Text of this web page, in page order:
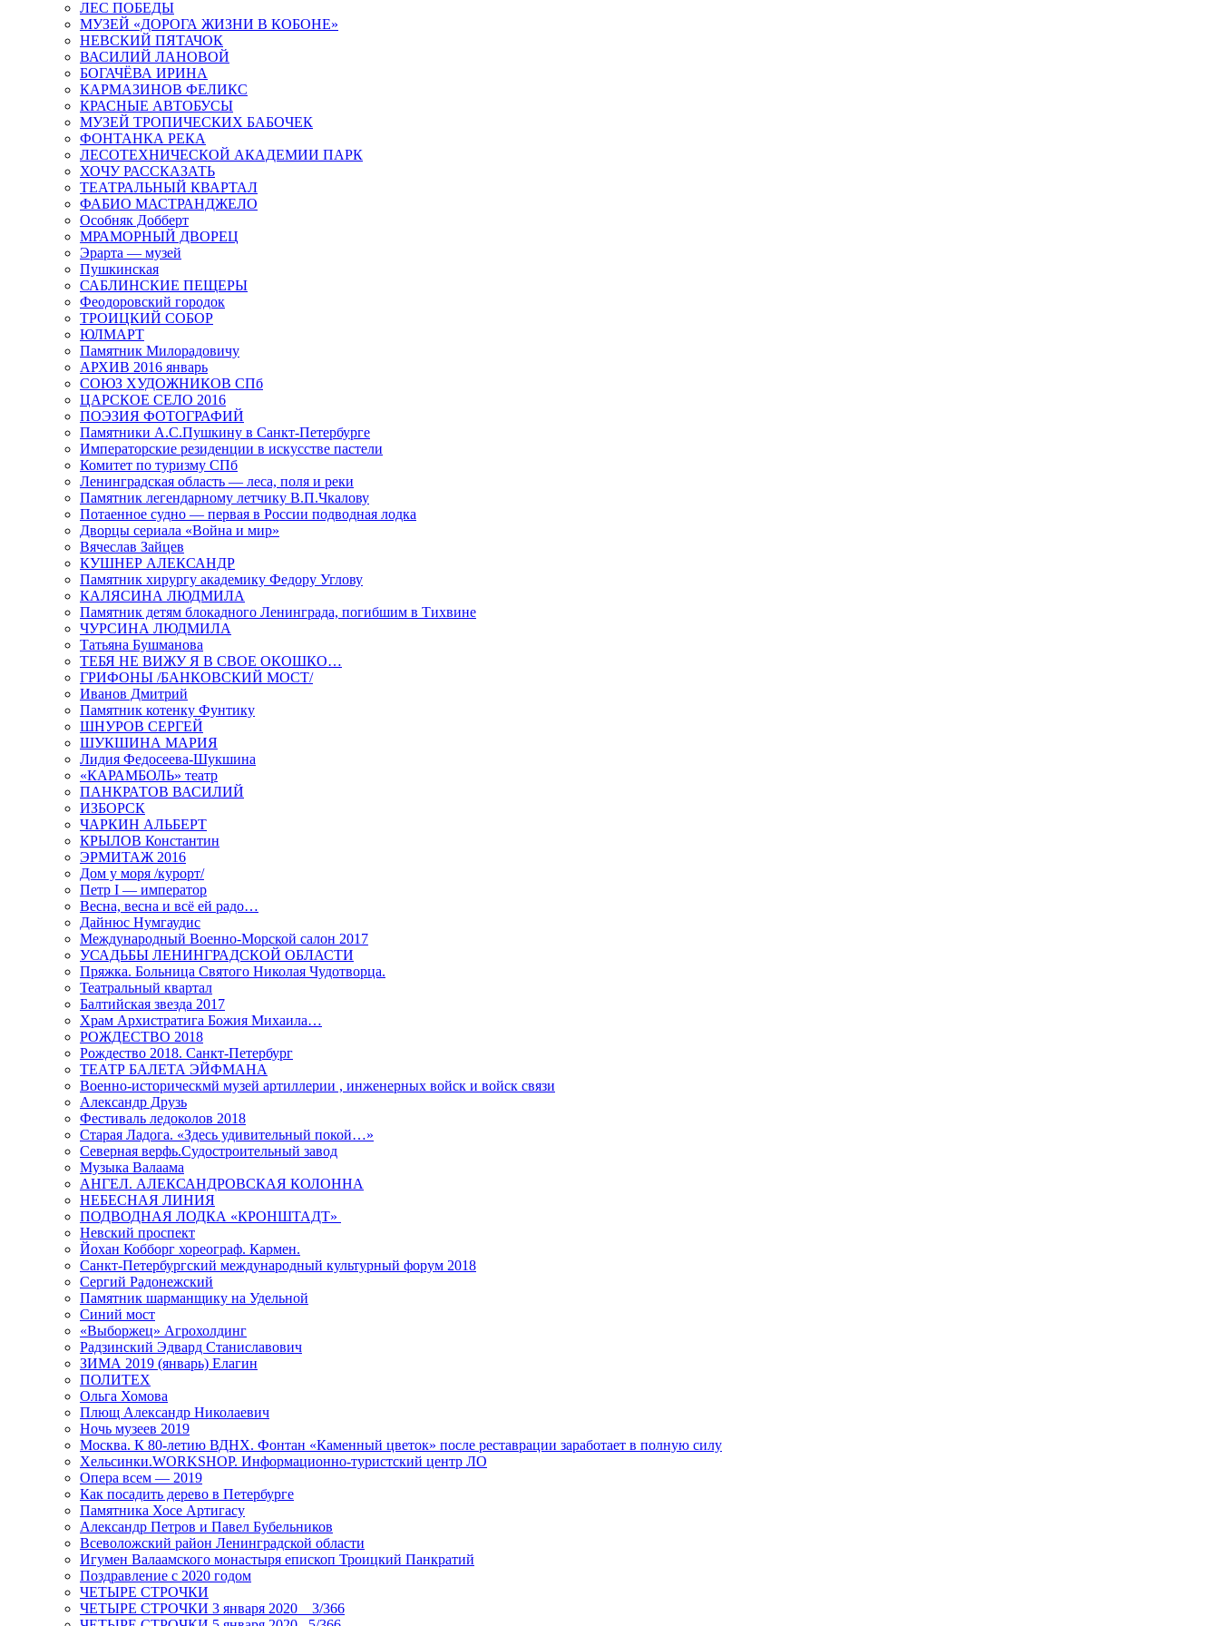
ЛЕС ПОБЕДЫ
МУЗЕЙ «ДОРОГА ЖИЗНИ В КОБОНЕ»
НЕВСКИЙ ПЯТАЧОК
ВАСИЛИЙ ЛАНОВОЙ
БОГАЧЁВА ИРИНА
КАРМАЗИНОВ ФЕЛИКС
КРАСНЫЕ АВТОБУСЫ
МУЗЕЙ ТРОПИЧЕСКИХ БАБОЧЕК
ФОНТАНКА РЕКА
ЛЕСОТЕХНИЧЕСКОЙ АКАДЕМИИ ПАРК
ХОЧУ РАССКАЗАТЬ
ТЕАТРАЛЬНЫЙ КВАРТАЛ
ФАБИО МАСТРАНДЖЕЛО
Особняк Добберт
МРАМОРНЫЙ ДВОРЕЦ
Эрарта — музей
Пушкинская
САБЛИНСКИЕ ПЕЩЕРЫ
Феодоровский городок
ТРОИЦКИЙ СОБОР
ЮЛМАРТ
Памятник Милорадовичу
АРХИВ 2016 январь
СОЮЗ ХУДОЖНИКОВ СПб
ЦАРСКОЕ СЕЛО 2016
ПОЭЗИЯ ФОТОГРАФИЙ
Памятники А.С.Пушкину в Санкт-Петербурге
Императорские резиденции в искусстве пастели
Комитет по туризму СПб
Ленинградская область — леса, поля и реки
Памятник легендарному летчику В.П.Чкалову
Потаенное судно — первая в России подводная лодка
Дворцы сериала «Война и мир»
Вячеслав Зайцев
КУШНЕР АЛЕКСАНДР
Памятник хирургу академику Федору Углову
КАЛЯСИНА ЛЮДМИЛА
Памятник детям блокадного Ленинграда, погибшим в Тихвине
ЧУРСИНА ЛЮДМИЛА
Татьяна Бушманова
ТЕБЯ НЕ ВИЖУ Я В СВОЕ ОКОШКО…
ГРИФОНЫ /БАНКОВСКИЙ МОСТ/
Иванов Дмитрий
Памятник котенку Фунтику
ШНУРОВ СЕРГЕЙ
ШУКШИНА МАРИЯ
Лидия Федосеева-Шукшина
«КАРАМБОЛЬ» театр
ПАНКРАТОВ ВАСИЛИЙ
ИЗБОРСК
ЧАРКИН АЛЬБЕРТ
КРЫЛОВ Константин
ЭРМИТАЖ 2016
Дом у моря /курорт/
Петр I — император
Весна, весна и всё ей радо…
Дайнюс Нумгаудис
Международный Военно-Морской салон 2017
УСАДЬБЫ ЛЕНИНГРАДСКОЙ ОБЛАСТИ
Пряжка. Больница Святого Николая Чудотворца.
Театральный квартал
Балтийская звезда 2017
Храм Архистратига Божия Михаила…
РОЖДЕСТВО 2018
Рождество 2018. Санкт-Петербург
ТЕАТР БАЛЕТА ЭЙФМАНА
Военно-историческмй музей артиллерии , инженерных войск и войск связи
Александр Друзь
Фестиваль ледоколов 2018
Старая Ладога. «Здесь удивительный покой…»
Северная верфь.Судостроительный завод
Музыка Валаама
АНГЕЛ. АЛЕКСАНДРОВСКАЯ КОЛОННА
НЕБЕСНАЯ ЛИНИЯ
ПОДВОДНАЯ ЛОДКА «КРОНШТАДТ»
Невский проспект
Йохан Кобборг хореограф. Кармен.
Санкт-Петербургский международный культурный форум 2018
Сергий Радонежский
Памятник шарманщику на Удельной
Синий мост
«Выборжец» Агрохолдинг
Радзинский Эдвард Станиславович
ЗИМА 2019 (январь) Елагин
ПОЛИТЕХ
Ольга Хомова
Плющ Александр Николаевич
Ночь музеев 2019
Москва. К 80-летию ВДНХ. Фонтан «Каменный цветок» после реставрации заработает в полную силу
Хельсинки.WORKSHOP. Информационно-туристский центр ЛО
Опера всем — 2019
Как посадить дерево в Петербурге
Памятника Хосе Артигасу
Александр Петров и Павел Бубельников
Всеволожский район Ленинградской области
Игумен Валаамского монастыря епископ Троицкий Панкратий
Поздравление с 2020 годом
ЧЕТЫРЕ СТРОЧКИ
ЧЕТЫРЕ СТРОЧКИ 3 января 2020 _ 3/366